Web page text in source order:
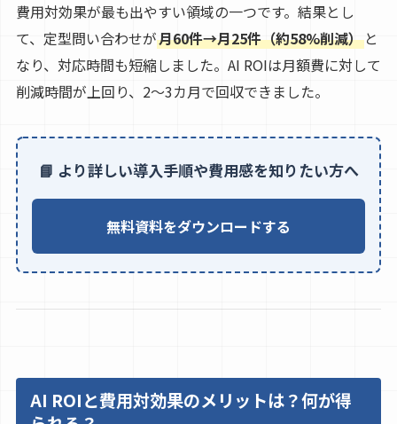
費用対効果が最も出やすい領域の一つです。結果とし
て、定型問い合わせが月60件→月25件（約58%削減）と
なり、対応時間も短縮しました。AI ROIは月額費に対して
削減時間が上回り、2〜3カ月で回収できました。
📘 より詳しい導入手順や費用感を知りたい方へ
無料資料をダウンロードする
AI ROIと費用対効果のメリットは？何が得